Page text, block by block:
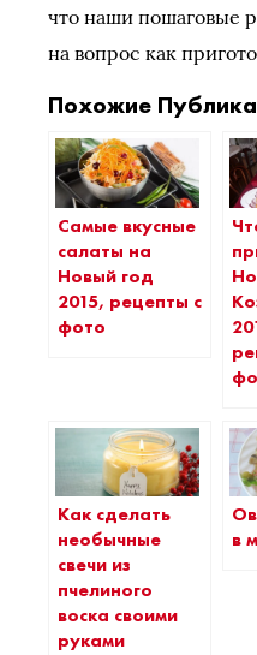
что наши пошаговые
на вопрос как
Похожие
Самые вкусные
салаты на
Новый год
2015, рецепты с
фото
Как сделать
необычные
свечи из
пчелиного
воска своими
руками
в